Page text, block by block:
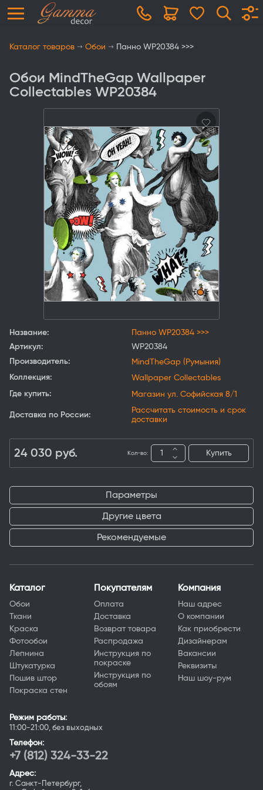
Каталог товаров Обои Панно WP20384 >>>
Обои MindTheGap Wallpaper
Collectables WP20384
Название:
Панно WP20384 >>>
Артикул:
WP20384
Производитель:
MindTheGap (Румыния)
Коллекция:
Wallpaper Collectables
Где купить:
Магазин ул. Софийская 8/1
Доставка по России:
Рассчитать стоимость и срок
доставки
24 030 руб. Кол-во: Купить
Параметры
Другие цвета
Рекомендуемые
Каталог
Обои
Ткани
Краска
Фотообои
Лепнина
Штукатурка
Пошив штор
Покраска стен
Покупателям
Оплата
Доставка
Возврат товара
Распродажа
Инструкция по
покраске
Инструкция по
обоям
Компания
Наш адрес
О компании
Как приобрести
Дизайнерам
Вакансии
Реквизиты
Наш шоу-рум
Режим работы:
11:00-21:00, без выходных
Телефон:
+7 (812) 324-33-22
Адрес:
г. Санкт-Петербург,